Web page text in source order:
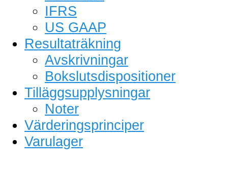
IFRS
US GAAP
Resultaträkning
Avskrivningar
Bokslutsdispositioner
Tilläggsupplysningar
Noter
Värderingsprinciper
Varulager